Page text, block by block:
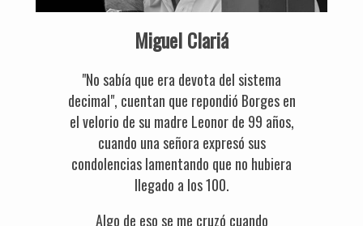
Miguel Clariá
"No sabía que era devota del sistema
decimal", cuentan que repondió Borges en
el velorio de su madre Leonor de 99 años,
cuando una señora expresó sus
condolencias lamentando que no hubiera
llegado a los 100.
Algo de eso se me cruzó cuando